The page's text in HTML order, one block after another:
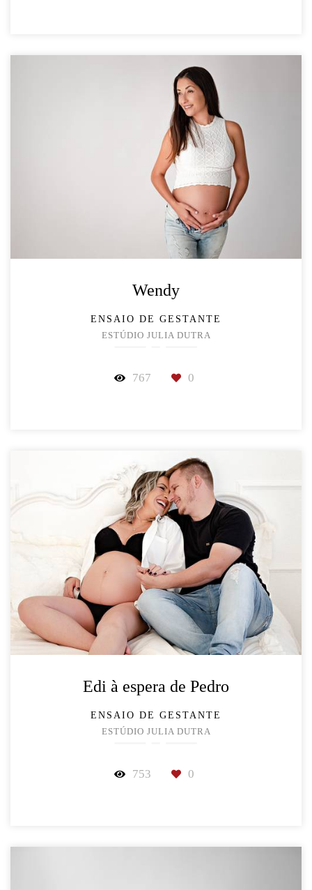
Wendy
ENSAIO DE GESTANTE
ESTÚDIO JULIA DUTRA
767 0
Edi à espera de Pedro
ENSAIO DE GESTANTE
ESTÚDIO JULIA DUTRA
753 0